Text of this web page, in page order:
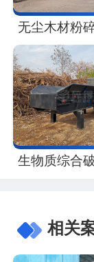
无尘木材粉
生物质综合
相关